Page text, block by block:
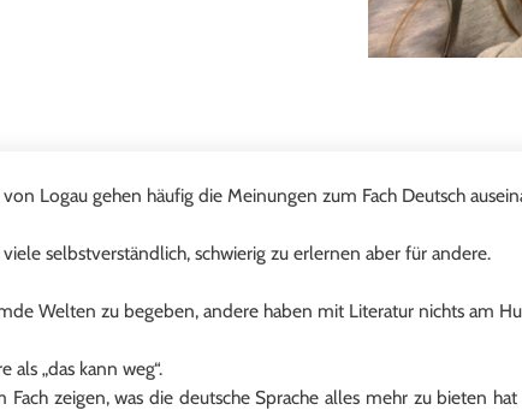
Logau gehen häufig die Meinungen zum Fach Deutsch
selbstverständlich, schwierig zu erlernen aber für andere.
Welten zu begeben, andere haben mit Literatur nichts am
„das kann weg“.
zeigen, was die deutsche Sprache alles mehr zu bieten